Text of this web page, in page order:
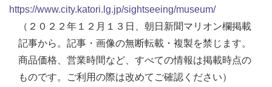
https://www.city.katori.lg.jp/sightseeing/museum/
（２０２２年１２月１３日、朝日新聞マリオン欄掲載
記事から。記事・画像の無断転載・複製を禁じます。
商品価格、営業時間など、すべての情報は掲載時点の
ものです。ご利用の際は改めてご確認ください）